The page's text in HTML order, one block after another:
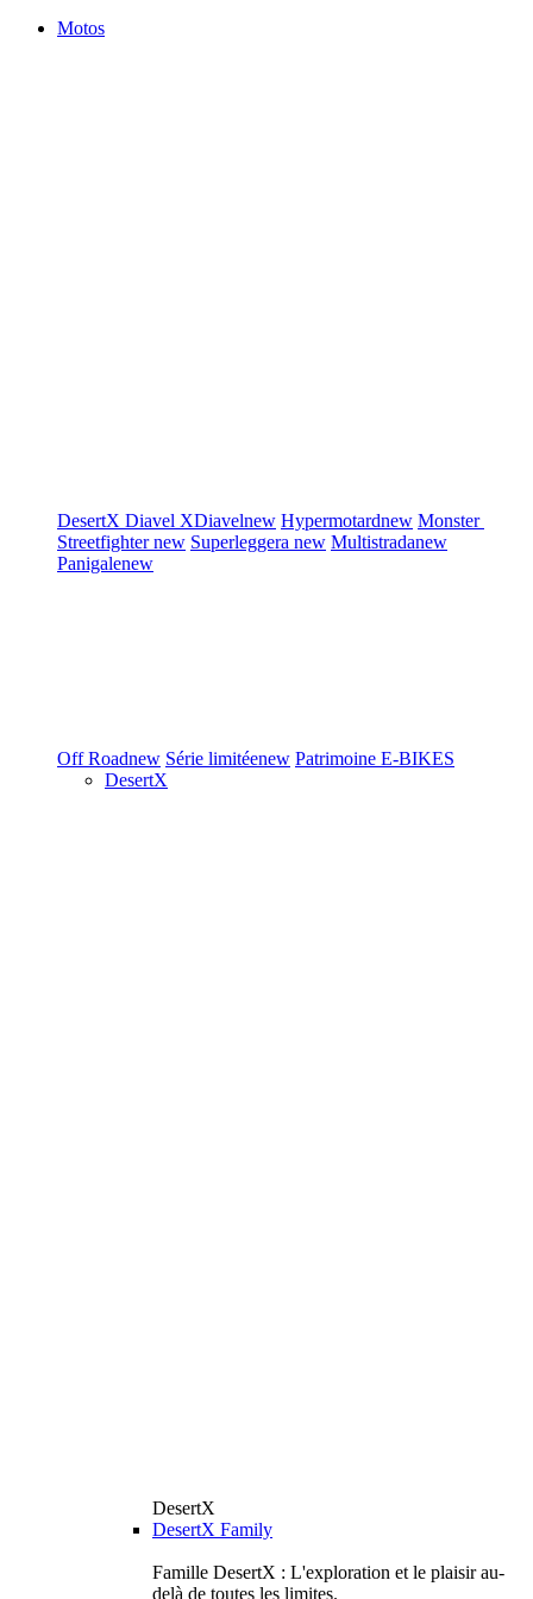
Motos
DesertX Diavel XDiavelnew Hypermotardnew Monster
Streetfighternew Superleggera new Multistradanew
Panigalenew
Off Roadnew Série limitéenew Patrimoine E-BIKES
DesertX
DesertX
DesertX Family
Famille DesertX : L'exploration et le plaisir au-
delà de toutes les limites.